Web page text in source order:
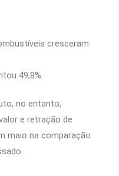
cresceram
49,8%.
no entanto,
e retração de
maio na comparação